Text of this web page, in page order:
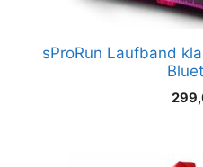
sProRun Laufband